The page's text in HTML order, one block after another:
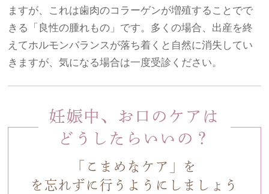
ますが、これは歯肉のコラーゲンが増殖することでで
きる「良性の腫れもの」です。多くの場合、出産を終
えてホルモンバランスが落ち着くと自然に消失してい
きますが、気になる場合は一度受診ください。
妊娠中、お口のケアは
どうしたらいいの？
「こまめなケア」を
を忘れずに行うようにしましょう